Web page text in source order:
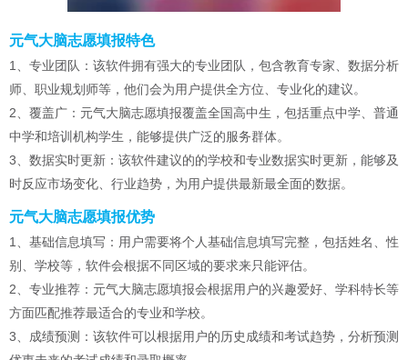
元气大脑志愿填报特色
1、专业团队：该软件拥有强大的专业团队，包含教育专家、数据分析
师、职业规划师等，他们会为用户提供全方位、专业化的建议。
2、覆盖广：元气大脑志愿填报覆盖全国高中生，包括重点中学、普通
中学和培训机构学生，能够提供广泛的服务群体。
3、数据实时更新：该软件建议的的学校和专业数据实时更新，能够及
时反应市场变化、行业趋势，为用户提供最新最全面的数据。
元气大脑志愿填报优势
1、基础信息填写：用户需要将个人基础信息填写完整，包括姓名、性
别、学校等，软件会根据不同区域的要求来只能评估。
2、专业推荐：元气大脑志愿填报会根据用户的兴趣爱好、学科特长等
方面匹配推荐最适合的专业和学校。
3、成绩预测：该软件可以根据用户的历史成绩和考试趋势，分析预测